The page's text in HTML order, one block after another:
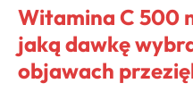
Witamina C 500
jaką dawkę
objawach